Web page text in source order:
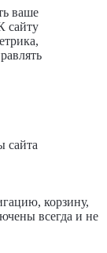
ваше
cайту
сайта
корзину,
всегда и не